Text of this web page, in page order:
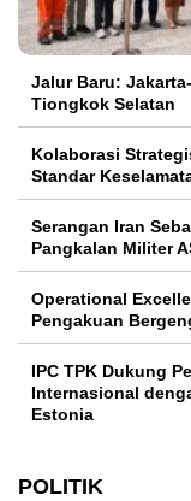
Jalur Baru:
Tiongkok Selatan
Kolaborasi
Standar
Serangan Iran
Pangkalan Militer
Operational
Pengakuan
IPC TPK Dukung
Internasional
Estonia
POLITIK